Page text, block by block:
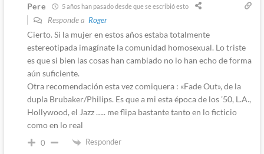
Pere 5 años han pasado desde que se escribió esto
Responde a Roger
Cierto. Si la mujer en estos años estaba totalmente
estereotipada imagínate la comunidad homosexual. Lo triste
es que si bien las cosas han cambiado no lo han echo de forma
aún suficiente.
Otra recomendación esta vez comiquera : «Fade Out», de la
dupla Brubaker/Philips. Es que a mi esta época de los ’50, L.A.,
Hollywood, el Jazz ….. me flipa bastante tanto en lo ficticio
como en lo real
0 Responder